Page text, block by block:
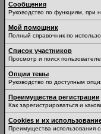
Сообщения
Руководство по функциям, при
Мой помощник
Полный справочник по
Список участников
Просмотр и поиск
Опции темы
Руководство по доступным
Преимущества регистрации
Как зарегистрироваться и
Cookies и их
Преимущества использования